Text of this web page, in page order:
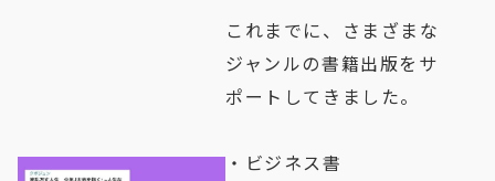
これまでに、さまざまな
ジャンルの書籍出版をサ
ポートしてきました。
・ビジネス書